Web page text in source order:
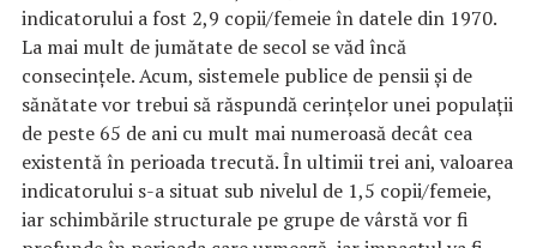
indicatorului a fost 2,9 copii/femeie în datele din 1970.
La mai mult de jumătate de secol se văd încă
consecinţele. Acum, sistemele publice de pensii şi de
sănătate vor trebui să răspundă cerinţelor unei populaţii
de peste 65 de ani cu mult mai numeroasă decât cea
existentă în perioada trecută. În ultimii trei ani, valoarea
indicatorului s-a situat sub nivelul de 1,5 copii/femeie,
iar schimbările structurale pe grupe de vârstă vor fi